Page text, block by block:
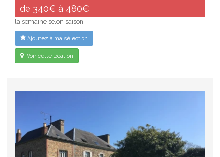
de 340€ à 480€
la semaine selon saison
Ajoutez à ma sélection
Voir cette location